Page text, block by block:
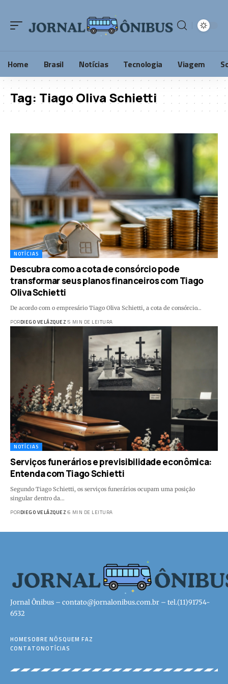
Home Brasil Notícias Tecnologia Viagem
Tag: Tiago Oliva Schietti
NOTÍCIAS
Descubra como a cota de consórcio pode
transformar seus planos financeiros com Tiago
Oliva Schietti
De acordo com o empresário Tiago Oliva Schietti, a cota de consórcio…
PORDIEGO VELÁZQUEZ 5 MIN DE LEITURA
NOTÍCIAS
Serviços funerários e previsibilidade econômica:
Entenda com Tiago Schietti
Segundo Tiago Schietti, os serviços funerários ocupam uma posição
singular dentro da…
PORDIEGO VELÁZQUEZ 6 MIN DE LEITURA
Jornal Ônibus – contato@jornalonibus.com.br – tel.(11)91754-
6532
HOMESOBRE NÓSQUEM FAZ
CONTATONOTÍCIAS